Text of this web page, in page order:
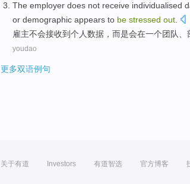
The employer does not receive individualised
or demographic appears to be stressed out.
雇主不会接收到个人数据 ， 而是会在一个团队、
youdao
更多双语例句
关于有道 Investors 有道智选 官方博客